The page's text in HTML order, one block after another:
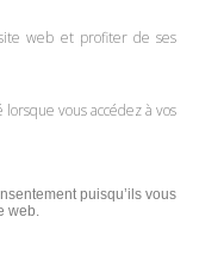
web et profiter de ses
vous accédez à vos
puisqu’ils vous
web.